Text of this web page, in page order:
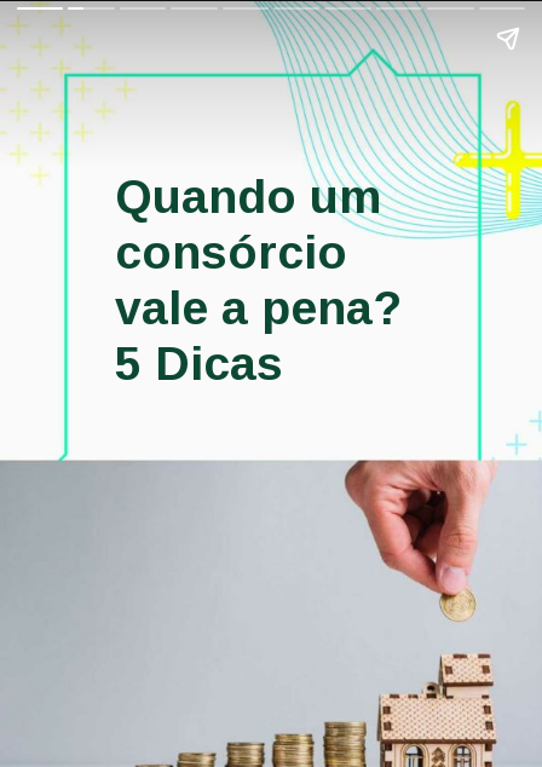
Quando um
consórcio
vale a pena?
5 Dicas